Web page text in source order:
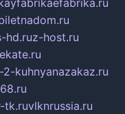
hd.ruz-host.ru
kuhnyanazakaz.ru
tk.ruvlknrussia.ru